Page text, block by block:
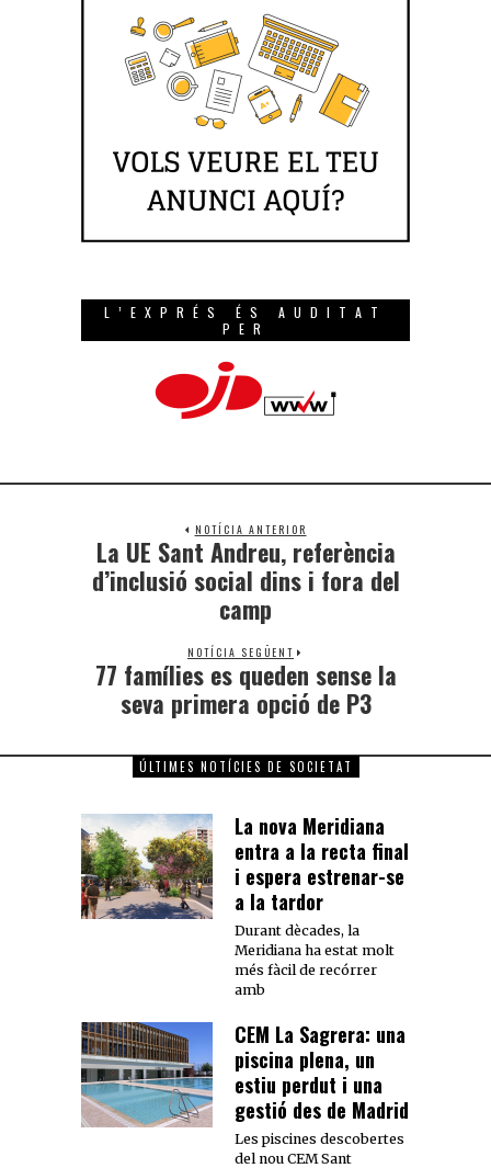
L’EXPRÉS ÉS AUDITAT
PER
NOTÍCIA ANTERIOR
La UE Sant Andreu, referència
d’inclusió social dins i fora del
camp
NOTÍCIA SEGÜENT
77 famílies es queden sense la
seva primera opció de P3
ÚLTIMES NOTÍCIES DE SOCIETAT
La nova Meridiana
entra a la recta final
i espera estrenar-se
a la tardor
Durant dècades, la
Meridiana ha estat molt
més fàcil de recórrer
amb
CEM La Sagrera: una
piscina plena, un
estiu perdut i una
gestió des de Madrid
Les piscines descobertes
del nou CEM Sant